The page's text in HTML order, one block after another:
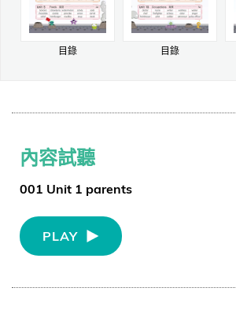
目錄 目錄
內容試聽
001 Unit 1 parents
PLAY